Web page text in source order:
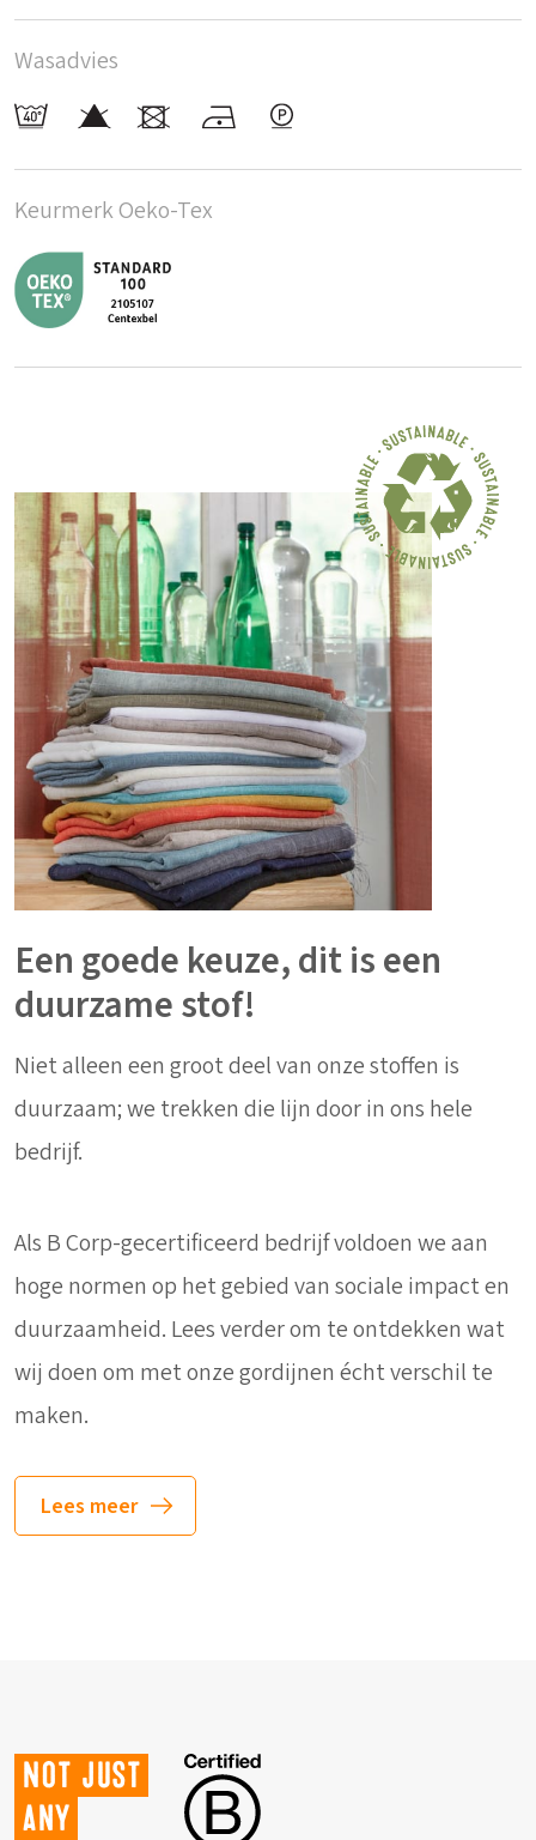
Wasadvies
Keurmerk Oeko-Tex
Een goede keuze, dit is een
duurzame stof!
Niet alleen een groot deel van onze stoffen is
duurzaam; we trekken die lijn door in ons hele
bedrijf.
Als B Corp-gecertificeerd bedrijf voldoen we aan
hoge normen op het gebied van sociale impact en
duurzaamheid. Lees verder om te ontdekken wat
wij doen om met onze gordijnen écht verschil te
maken.
Lees meer
Not just
any